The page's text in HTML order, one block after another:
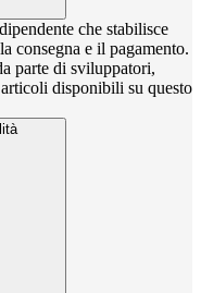
che stabilisce
consegna e il pagamento.
parte di sviluppatori,
disponibili su questo